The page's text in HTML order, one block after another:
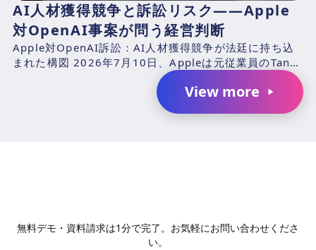
AI人材獲得競争と訴訟リスク――Apple
対OpenAI事案が問う経営判断
Apple対OpenAI訴訟：AI人材獲得競争が法廷に持ち込
まれた構図 2026年7月10日、Appleは元従業員のTang
View more
無料デモ・資料請求は1分で完了。お気軽にお問い合わせくださ
い。